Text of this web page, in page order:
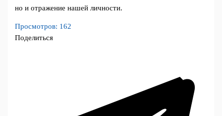
но и отражение нашей личности.
Просмотров: 162
Поделиться